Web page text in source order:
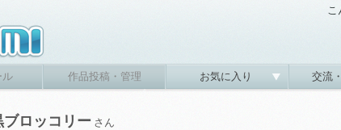
こ
ル 作品投稿・管理 お気に入り 交流
ブロッコリー さん